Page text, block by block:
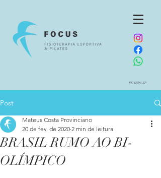
RE:12796-SP
Post
BRASIL RUMO AO BI-
OLÍMPICO
Mateus Costa Provinciano
20 de fev. de 2020 2 min de leitura